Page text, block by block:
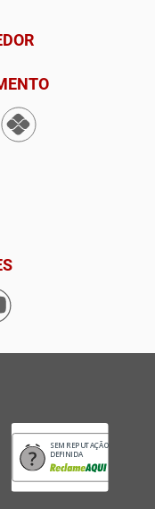
SEM REPUTAÇÃO
DEFINIDA